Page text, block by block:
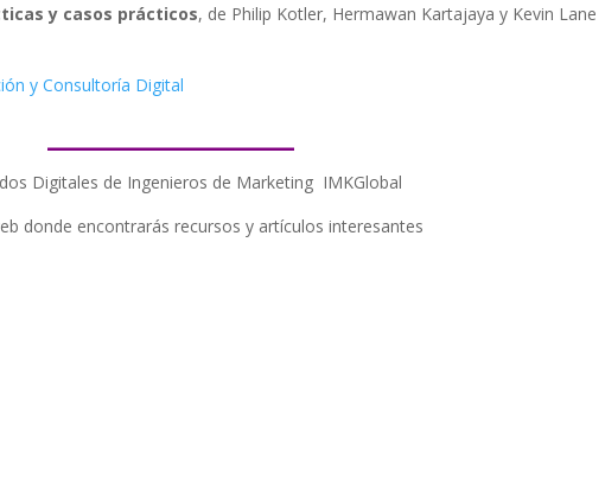
y casos prácticos, de Philip Kotler, Hermawan Kartajaya y Kevin Lane
y Consultoría Digital
Digitales de Ingenieros de Marketing IMKGlobal
donde encontrarás recursos y artículos interesantes